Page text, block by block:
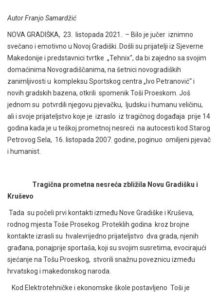
Autor Franjo Samardžić
NOVA GRADIŠKA, 23. listopada 2021. – Bilo je jučer iznimno
svečano i emotivno u Novoj Gradiški. Došli su prijatelji iz Sjeverne
Makedonije i predstavnici tvrtke „Tehnix“, da bi zajedno sa svojim
domaćinima Novogradiščanima, na šetnici novogradiških
zanimljivosti u kompleksu Sportskog centra „Ivo Petranović“ i
novih gradskih bazena, otkrili spomenik Toši Proeskom. Još
jednom su potvrdili njegovu pjevačku, ljudsku i humanu veličinu,
ali i svoje prijateljstvo koje je izraslo iz tragičnog događaja prije 14
godina kada je u teškoj prometnoj nesreći na autocesti kod Starog
Petrovog Sela, 16. listopada 2007. godine, poginuo omiljeni pjevač
i humanist.
Tragična prometna nesreća zbližila Novu Gradišku i
Kruševo
Tada su počeli prvi kontakti između Nove Gradiške i Kruševa,
rodnog mjesta Toše Prosekog. Proteklih godina kroz brojne
kontakte izrasli su hvalevrijedno prijateljstvo dva grada, njenih
građana, ponajprije sportaša, koji su svojim susretima, evocirajući
sjećanje na Tošu Proeskog, stvorili snažnu poveznicu između
hrvatskog i makedonskog naroda.
Kod Elektrotehničke i ekonomske škole postavljeno Toši je